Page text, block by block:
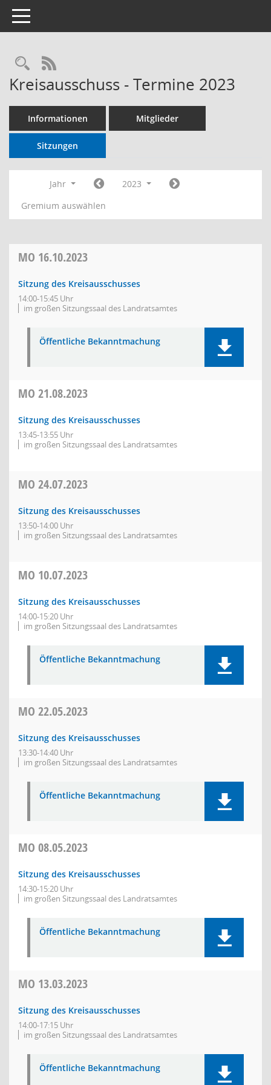
Toggle navigation
RSS-Feed
Kreisausschuss - Termine 2023
Informationen Mitglieder
Sitzungen
Jahr
2023
Gremium auswählen
MO 16.10.2023
Sitzung des Kreisausschusses
14:00-15:45 Uhr
im großen Sitzungssaal des Landratsamtes
Öffentliche Bekanntmachung
MO 21.08.2023
Sitzung des Kreisausschusses
13:45-13:55 Uhr
im großen Sitzungssaal des Landratsamtes
MO 24.07.2023
Sitzung des Kreisausschusses
13:50-14:00 Uhr
im großen Sitzungssaal des Landratsamtes
MO 10.07.2023
Sitzung des Kreisausschusses
14:00-15:20 Uhr
im großen Sitzungssaal des Landratsamtes
Öffentliche Bekanntmachung
MO 22.05.2023
Sitzung des Kreisausschusses
13:30-14:40 Uhr
im großen Sitzungssaal des Landratsamtes
Öffentliche Bekanntmachung
MO 08.05.2023
Sitzung des Kreisausschusses
14:30-15:20 Uhr
im großen Sitzungssaal des Landratsamtes
Öffentliche Bekanntmachung
MO 13.03.2023
Sitzung des Kreisausschusses
14:00-17:15 Uhr
im großen Sitzungssaal des Landratsamtes
Öffentliche Bekanntmachung